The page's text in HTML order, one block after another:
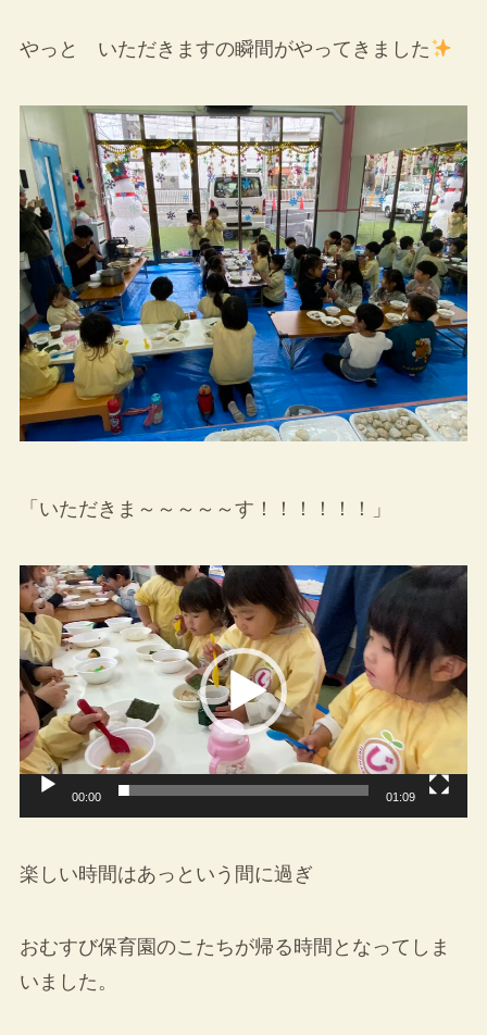
やっと いただきますの瞬間がやってきました
「いただきま～～～～～す！！！！！！」
動
画
プ
レ
ー
ヤ
00:00 01:09
楽しい時間はあっという間に過ぎ
おむすび保育園のこたちが帰る時間となってしま
いました。